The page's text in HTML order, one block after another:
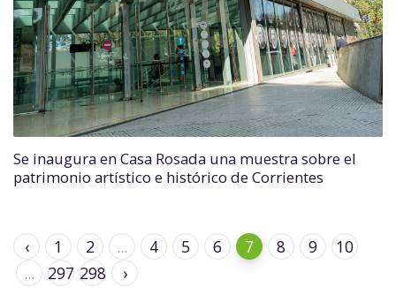
Se inaugura en Casa Rosada una muestra sobre el
patrimonio artístico e histórico de Corrientes
‹ 1 2 ... 4 5 6 7 8 9
10
...
297 298 ›